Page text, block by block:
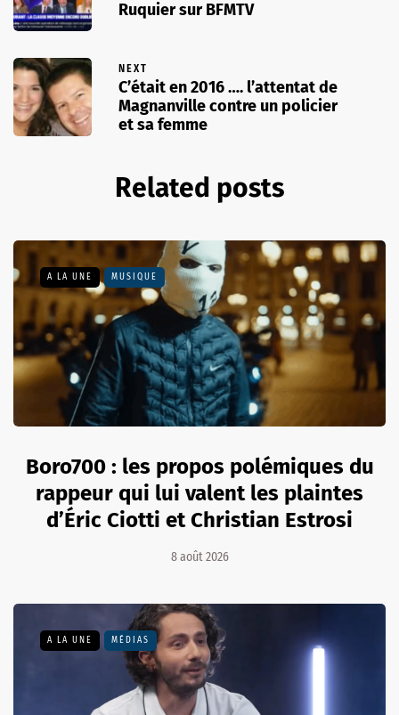
Ruquier sur BFMTV
NEXT
C’était en 2016 …. l’attentat de
Magnanville contre un policier
et sa femme
Related posts
A LA UNE MUSIQUE
Boro700 : les propos polémiques du
rappeur qui lui valent les plaintes
d’Éric Ciotti et Christian Estrosi
8 août 2026
A LA UNE MÉDIAS